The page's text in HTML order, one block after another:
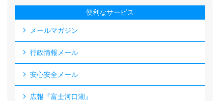
便利なサービス
メールマガジン
行政情報メール
安心安全メール
広報『富士河口湖』